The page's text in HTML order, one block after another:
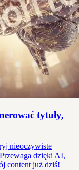
tytuły,
nieoczywiste
dzięki AI,
content już dziś!